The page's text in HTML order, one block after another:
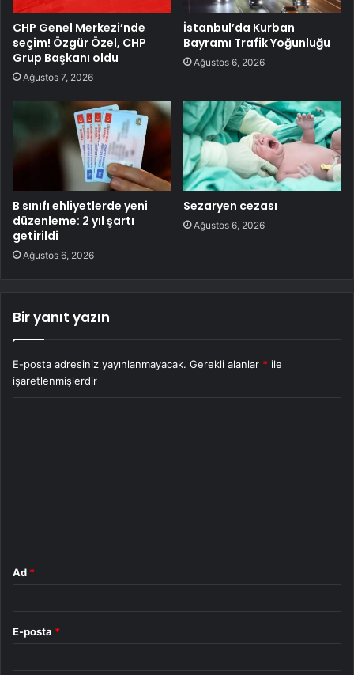
CHP Genel Merkezi’nde
seçim! Özgür Özel, CHP
Grup Başkanı oldu
Ağustos 7, 2026
İstanbul’da Kurban
Bayramı Trafik Yoğunluğu
Ağustos 6, 2026
B sınıfı ehliyetlerde yeni
düzenleme: 2 yıl şartı
getirildi
Ağustos 6, 2026
Sezaryen cezası
Ağustos 6, 2026
Bir yanıt yazın
E-posta adresiniz yayınlanmayacak. Gerekli alanlar * ile
işaretlenmişlerdir
Ad *
E-posta *